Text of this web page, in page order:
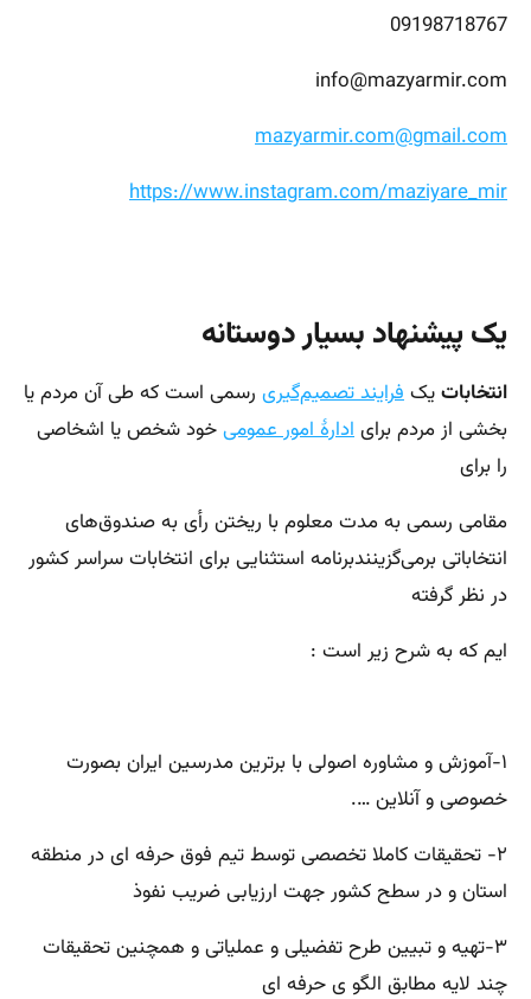
09198718767
info@mazyarmir.com
mazyarmir.com@gmail.com
https://www.instagram.com/maziyare_mir
یک پیشنهاد بسیار دوستانه
انتخاباتیکفرایند تصمیم‌گیری رسمی است که طی آن مردم یا
بخشی از مردم برایادارهٔ امور عمومیخود شخص یا اشخاصی
را برای
مقامی رسمی به مدت معلوم با ریختن رأی به صندوق‌های
انتخاباتی برمی‌گزینندبرنامه استثنایی برای انتخابات سراسر کشور
در نظر گرفته
ایم که به شرح زیر است :
۱-آموزش و مشاوره اصولی با برترین مدرسین ایران بصورت
خصوصی و آنلاین ….
۲- تحقیقات کاملا تخصصی توسط تیم فوق حرفه ای در منطقه
استان و در سطح کشور جهت ارزیابی ضریب نفوذ
۳-تهیه و تبیین طرح تفضیلی و عملیاتی و همچنین تحقیقات
چند لایه مطابق الگو ی حرفه ای